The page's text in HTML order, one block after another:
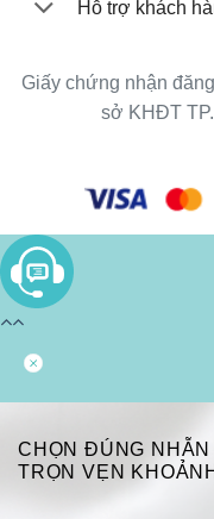
Hỗ trợ khách
Giấy chứng nhận
sở KHĐT
CHỌN ĐÚNG NHẪN
TRỌN VẸN